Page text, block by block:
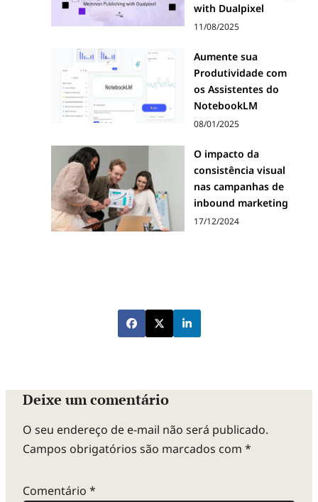
with Dualpixel
11/08/2025
Aumente sua
Produtividade com
os Assistentes do
NotebookLM
08/01/2025
O impacto da
consistência visual
nas campanhas de
inbound marketing
17/12/2024
Deixe um comentário
O seu endereço de e-mail não será publicado.
Campos obrigatórios são marcados com *
Comentário *